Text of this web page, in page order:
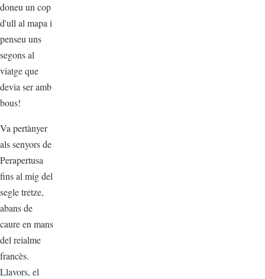
doneu un cop
d'ull al mapa i
penseu uns
segons al
viatge que
devia ser amb
bous!
Va pertànyer
als senyors de
Perapertusa
fins al mig del
segle tretze,
abans de
caure en mans
del reialme
francès.
Llavors, el